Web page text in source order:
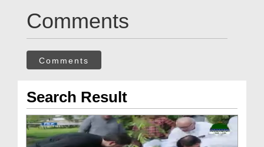
Comments
Comments
Search Result